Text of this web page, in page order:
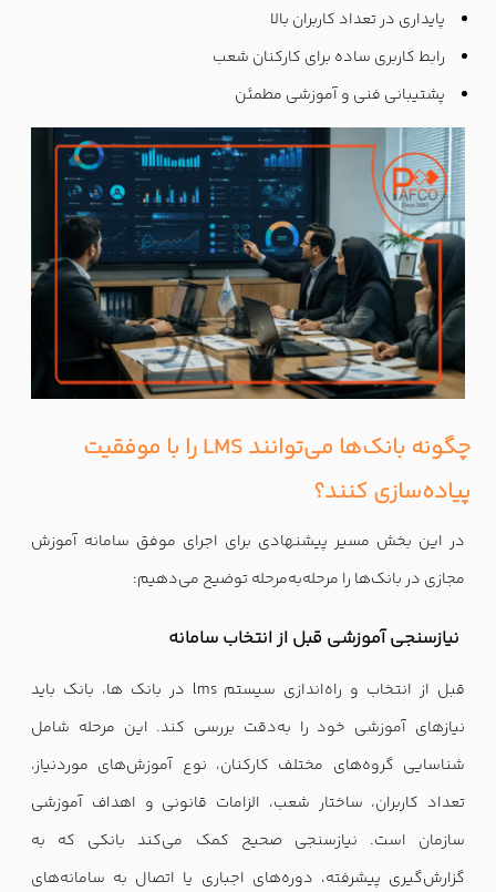
پایداری در تعداد کاربران بالا
رابط کاربری ساده برای کارکنان شعب
پشتیبانی فنی و آموزشی مطمئن
چگونه بانک‌ها می‌توانند LMS را با موفقیت
پیاده‌سازی کنند؟
در این بخش مسیر پیشنهادی برای اجرای موفق سامانه آموزش
مجازی در بانک‌ها را مرحله‌به‌مرحله توضیح می‌دهیم:
نیازسنجی آموزشی قبل از انتخاب سامانه
قبل از انتخاب و راه‌اندازی سیستم lms در بانک ها، بانک باید
نیازهای آموزشی خود را به‌دقت بررسی کند. این مرحله شامل
شناسایی گروه‌های مختلف کارکنان، نوع آموزش‌های موردنیاز،
تعداد کاربران، ساختار شعب، الزامات قانونی و اهداف آموزشی
سازمان است. نیازسنجی صحیح کمک می‌کند بانکی که به
گزارش‌گیری پیشرفته، دوره‌های اجباری یا اتصال به سامانه‌های